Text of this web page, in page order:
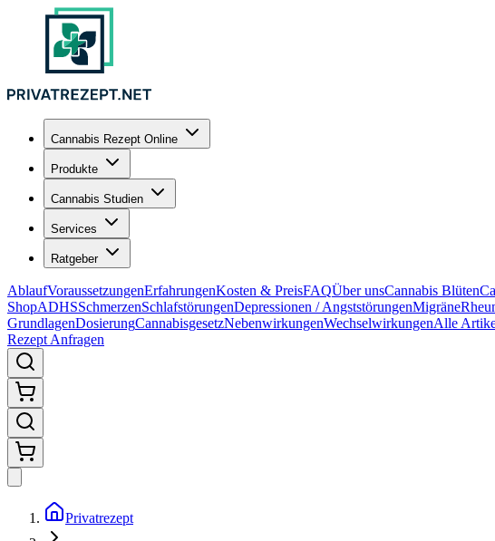
Cannabis Rezept Online
Produkte
Cannabis Studien
Services
Ratgeber
AblaufVoraussetzungenErfahrungenKosten & PreisFAQÜber unsCannabis Blüten
ShopADHSSchmerzenSchlafstörungenDepressionen / AngststörungenMigräne
GrundlagenDosierungCannabisgesetzNebenwirkungenWechselwirkungenAlle
Rezept Anfragen
Privatrezept